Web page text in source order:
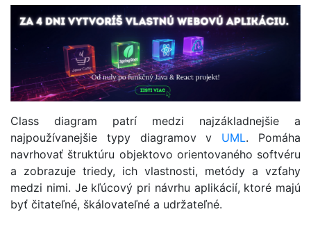
Class diagram patrí medzi najzákladnejšie a
najpoužívanejšie typy diagramov v UML. Pomáha
navrhovať štruktúru objektovo orientovaného softvéru
a zobrazuje triedy, ich vlastnosti, metódy a vzťahy
medzi nimi. Je kľúcový pri návrhu aplikácií, ktoré majú
byť čitateľné, škálovateľné a udržateľné.